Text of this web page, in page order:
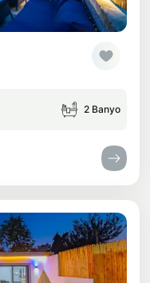
2 Banyo